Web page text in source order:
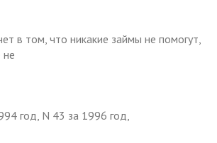
в том, что никакие займы не помогут,
не
год, N 43 за 1996 год,